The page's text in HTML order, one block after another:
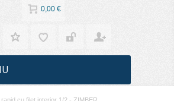
0,00 €